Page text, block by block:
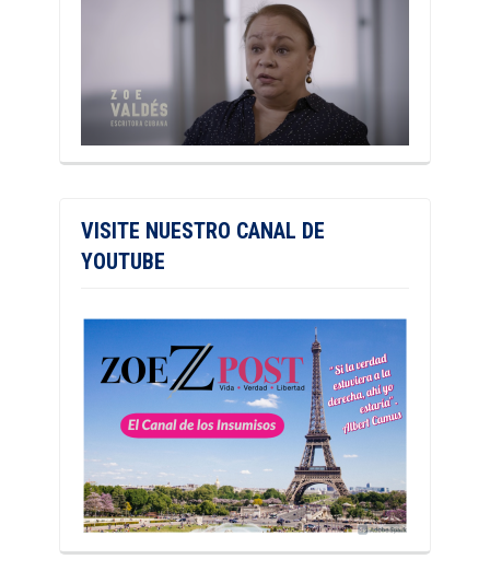
VISITE NUESTRO CANAL DE
YOUTUBE